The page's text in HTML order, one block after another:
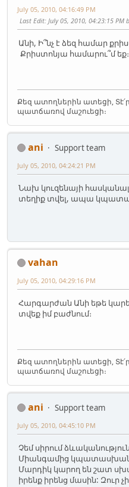
July 05, 2010, 04:16:49 PM
Last Edit: July 05, 2010, 04:23:15 PM
Անի, Ի՞նչ է ձեզ համար
Քրիստոնյա համարու՞մ եք։
Քեզ ատողներին ատեցի,
պատճառով մաշուեցի։
ani
Support team
July 05, 2010, 04:24:21 PM
Նախ կուզենայի
տեղիք տվել, ապա
vahan
July 05, 2010, 04:29:16 PM
Հարգարժան Անի եթե
տվեք իմ բաժնում։
Քեզ ատողներին ատեցի,
պատճառով մաշուեցի։
ani
Support team
July 05, 2010, 04:45:10 PM
Չեմ սիրում
Միանգամից
Մարդիկ կարող են շատ
իրենք իրենց մասին: Զուր